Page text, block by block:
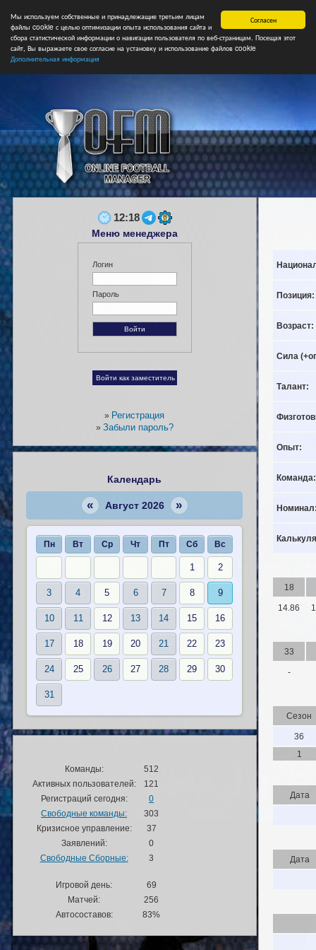
Согласен
Мы используем собственные и принадлежащие третьим лицам
файлы cookie с целью оптимизации опыта использования сайта и
сбора статистической информации о навигации пользователя по веб-страницам. Посещая этот
сайт, Вы выражаете свое согласие на установку и использование файлов cookie
Дополнительная информация
Главная Форум Турниры Сборные НФ Свободные
Позиция:
Возраст:
Сила
Талант:
Опыт:
Команда:
18
14.86
33
-
Сезон
36
1
Дата
Дата
12:18
Меню менеджера
Логин
Пароль
» Регистрация
» Забыли пароль?
Календарь
« Август 2026 »
Пн Вт Ср Чт Пт Сб Вс
1 2
3 4 5 6 7 8 9
10 11 12 13 14 15 16
17 18 19 20 21 22 23
24 25 26 27 28 29 30
31
Команды:
512
Активных пользователей:
121
Регистраций сегодня:
0
Свободные команды:
303
Кризисное управление:
37
Заявлений:
0
Свободные Сборные:
3
Игровой день:
69
Матчей:
256
Автосоставов:
83%